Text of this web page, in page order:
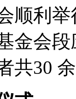
顺利
金会
共30